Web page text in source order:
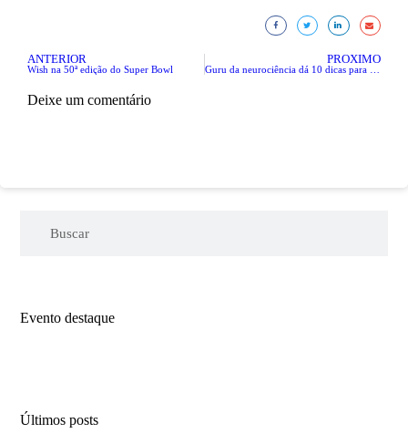
ANTERIOR
Wish na 50ª edição do Super Bowl
PRÓXIMO
Deixe um comentário
Evento destaque
Últimos posts